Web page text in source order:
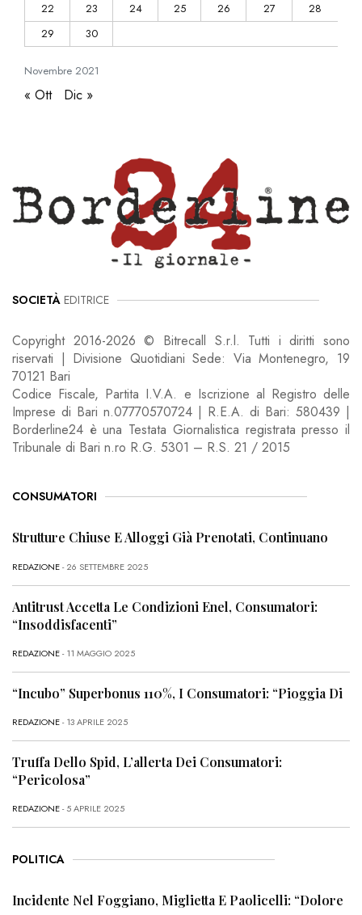
Novembre 2021
22
23 24 25 26 27
28
29
30
« Ott Dic »
SOCIETÀ EDITRICE
Copyright 2016-2026 © Bitrecall S.r.l. Tutti i diritti sono
riservati | Divisione Quotidiani Sede: Via Montenegro, 19
70121 Bari
Codice Fiscale, Partita I.V.A. e Iscrizione al Registro delle
Imprese di Bari n.07770570724 | R.E.A. di Bari: 580439 |
Borderline24 è una Testata Giornalistica registrata presso il
Tribunale di Bari n.ro R.G. 5301 – R.S. 21 / 2015
CONSUMATORI
Strutture Chiuse E Alloggi Già Prenotati, Continuano
REDAZIONE- 26 SETTEMBRE 2025
Antitrust Accetta Le Condizioni Enel, Consumatori:
“Insoddisfacenti”
REDAZIONE- 11 MAGGIO 2025
“Incubo” Superbonus 110%, I Consumatori: “Pioggia Di
REDAZIONE- 13 APRILE 2025
Truffa Dello Spid, L’allerta Dei Consumatori:
“Pericolosa”
REDAZIONE- 5 APRILE 2025
POLITICA
Incidente Nel Foggiano, Miglietta E Paolicelli: “Dolore